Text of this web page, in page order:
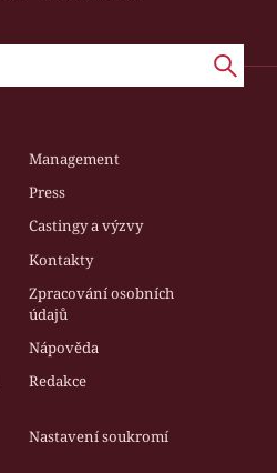
Management
Press
Castingy a výzvy
Kontakty
Zpracování osobních
údajů
Nápověda
Redakce
Nastavení soukromí